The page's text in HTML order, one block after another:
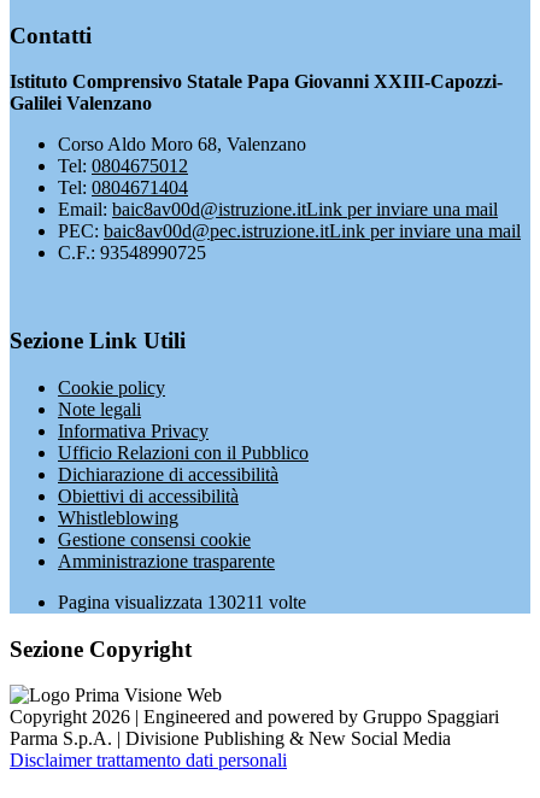
Contatti
Istituto Comprensivo Statale Papa Giovanni XXIII-Capozzi-
Galilei Valenzano
Corso Aldo Moro 68, Valenzano
Tel: 0804675012
Tel: 0804671404
Email: baic8av00d@istruzione.itLink per inviare una mail
PEC: baic8av00d@pec.istruzione.itLink per inviare una mail
C.F.: 93548990725
Sezione Link Utili
Cookie policy
Note legali
Informativa Privacy
Ufficio Relazioni con il Pubblico
Dichiarazione di accessibilità
Obiettivi di accessibilità
Whistleblowing
Gestione consensi cookie
Amministrazione trasparente
Pagina visualizzata 130211 volte
Sezione Copyright
Copyright 2026 | Engineered and powered by Gruppo Spaggiari
Parma S.p.A. | Divisione Publishing & New Social Media
Disclaimer trattamento dati personali